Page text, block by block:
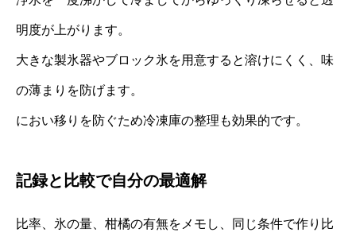
明度が上がります。
大きな製氷器やブロック氷を用意すると溶けにくく、味
の薄まりを防げます。
におい移りを防ぐため冷凍庫の整理も効果的です。
記録と比較で自分の最適解
比率、氷の量、柑橘の有無をメモし、同じ条件で作り比